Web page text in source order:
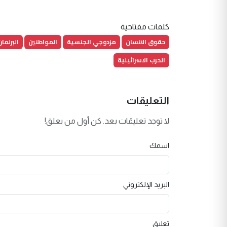
كلمات مفتاحية
حقوق الانسان مزدوجي الجنسية المواطنين
الحرب الاسرائيلية
التعليقات
لا توجد تعليقات بعد. كن أول من يعلق!
اسمك
البريد الإلكتروني
تعليق